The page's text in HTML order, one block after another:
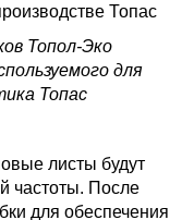
Топол-Эко
для
Топас
листы будут
частоты. После
для обеспечения